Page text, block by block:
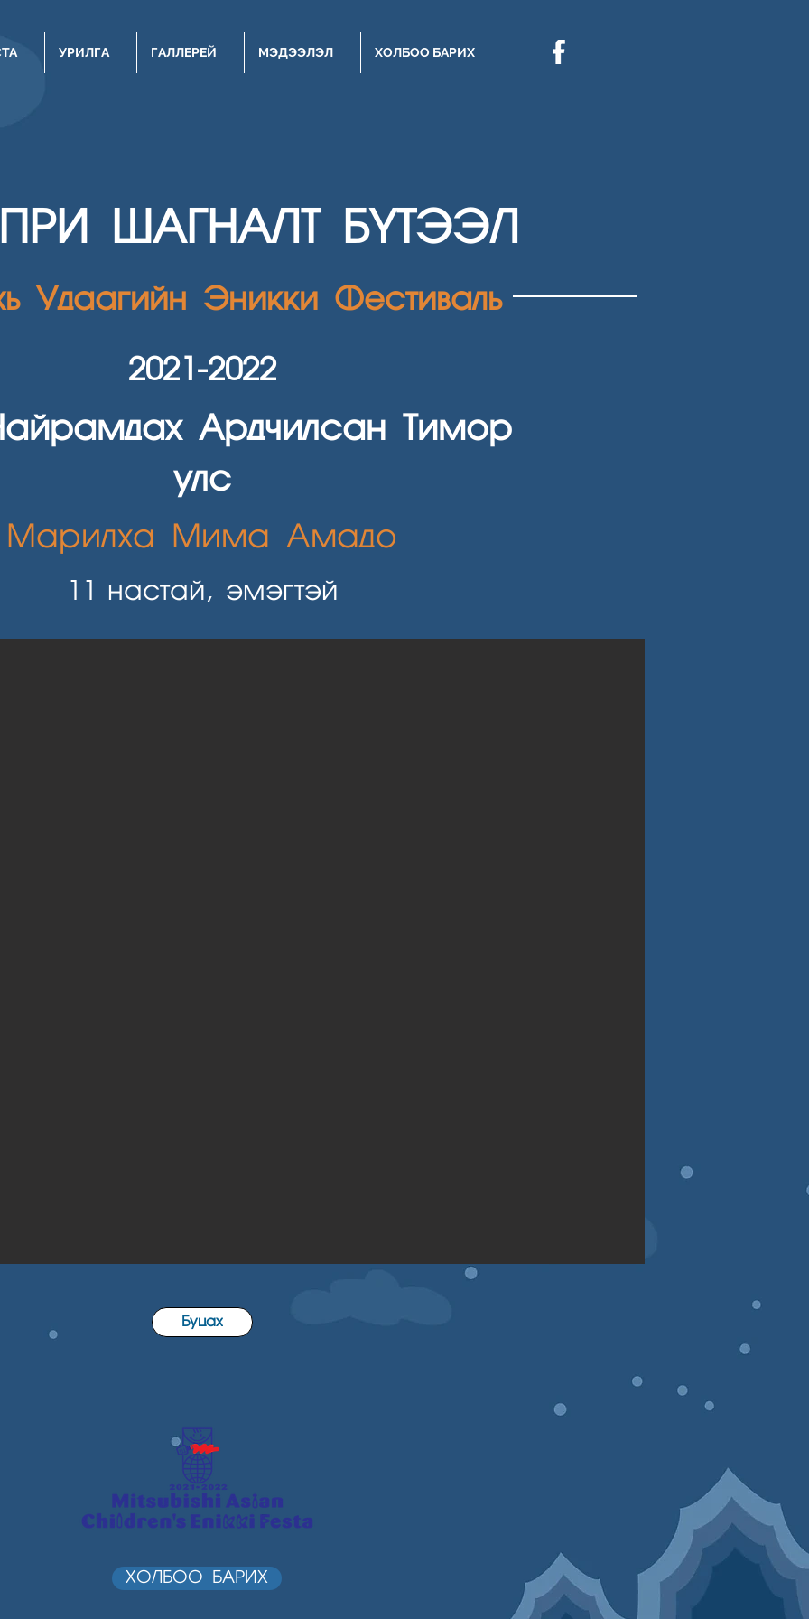
УРИЛГА ГАЛЛЕРЕЙ МЭДЭЭЛЭЛ ХОЛБОО БАРИХ
ШАГНАЛТ БҮТЭЭЛ
Удаагийн Эникки Фестиваль
2021-2022
Ардчилсан Тимор
улс
Марилха Мима Амадо
11 настай, эмэгтэй
Буцах
ХОЛБОО БАРИХ